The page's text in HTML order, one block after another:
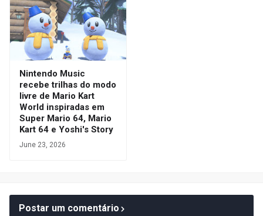
Nintendo Music
recebe trilhas do modo
livre de Mario Kart
World inspiradas em
Super Mario 64, Mario
Kart 64 e Yoshi's Story
June 23, 2026
Postar um comentário